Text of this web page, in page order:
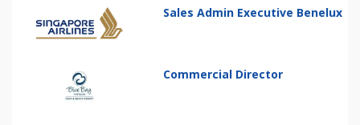
Sales Admin Executive Benelux
Commercial Director